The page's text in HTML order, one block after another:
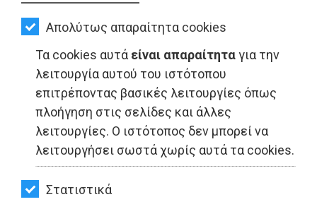
Απολύτως απαραίτητα cookies
Τα cookies αυτά είναι απαραίτηταγια την
λειτουργία αυτού του ιστότοπου
επιτρέποντας βασικές λειτουργίες όπως
πλοήγηση στις σελίδες και άλλες
λειτουργίες. Ο ιστότοπος δεν μπορεί να
λειτουργήσει σωστά χωρίς αυτά τα cookies.
Στατιστικά
ΟΙΚΟΝΟΜΙΑ
ΑΘΛΗΤΙΣΜΟΣ
ΠΟΛΙΤΙΣΜΟΣ
ΣΠΙΤΙ-
ΚΗΠΟΣ
ΥΓΕΙΑ
LIFESTYLE
LIFESTYLE - Νέα Μάκρη